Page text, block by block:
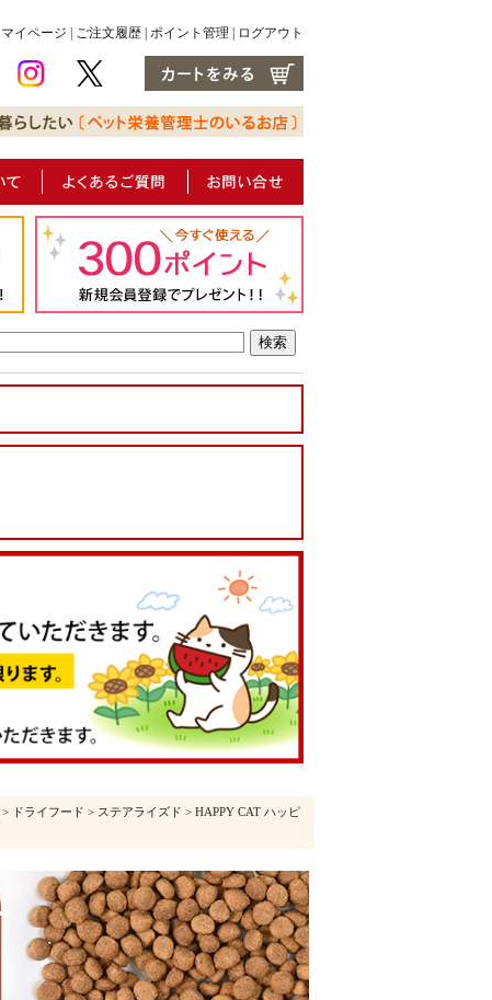
マイページ ご注文履歴 ポイント管理 ログアウト
> ドライフード > ステアライズド > HAPPY CAT ハッピ